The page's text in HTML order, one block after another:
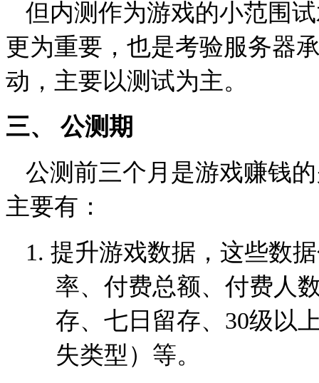
但内测作为游戏的小范围
更为重要，也是考验服务器
动，主要以测试为主。
三、
公测期
公测前三个月是游戏赚钱
主要有：
1. 提升游戏数据，这些数
率、付费总额、付费人
存、七日留存、 30级以
失类型）等。